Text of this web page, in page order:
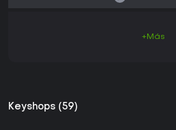
+Más
Keyshops (59)